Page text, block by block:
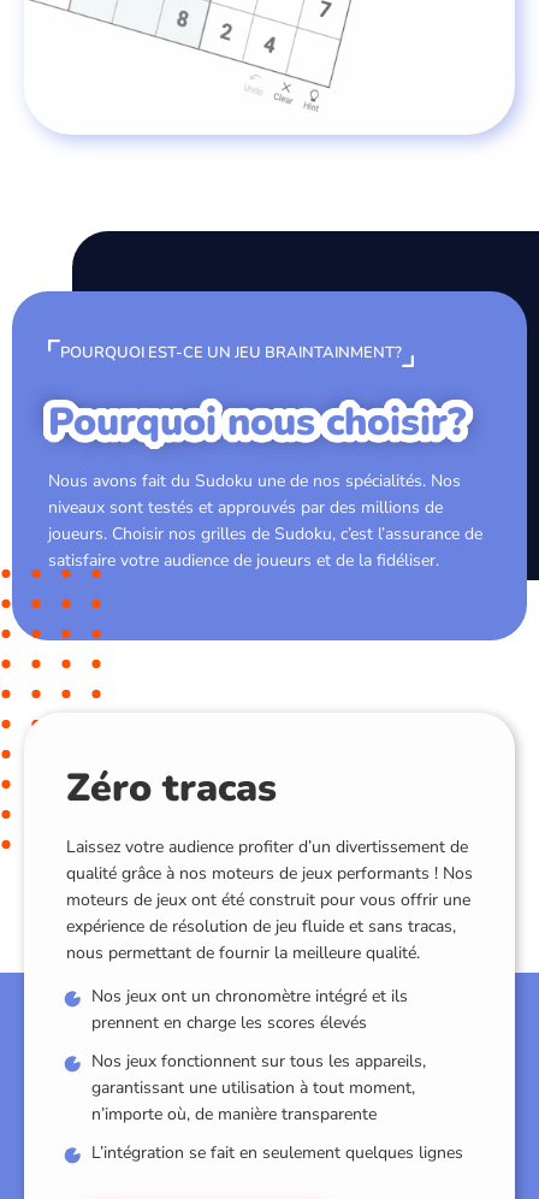
POURQUOI EST-CE UN JEU BRAINTAINMENT?
Pourquoi nous choisir?
Nous avons fait du Sudoku une de nos spécialités. Nos
niveaux sont testés et approuvés par des millions de
joueurs. Choisir nos grilles de Sudoku, c’est l’assurance de
satisfaire votre audience de joueurs et de la fidéliser.
Zéro tracas
Laissez votre audience profiter d’un divertissement de
qualité grâce à nos moteurs de jeux performants ! Nos
moteurs de jeux ont été construit pour vous offrir une
expérience de résolution de jeu fluide et sans tracas,
nous permettant de fournir la meilleure qualité.
Nos jeux ont un chronomètre intégré et ils
prennent en charge les scores élevés
Nos jeux fonctionnent sur tous les appareils,
garantissant une utilisation à tout moment,
n’importe où, de manière transparente
L’intégration se fait en seulement quelques lignes